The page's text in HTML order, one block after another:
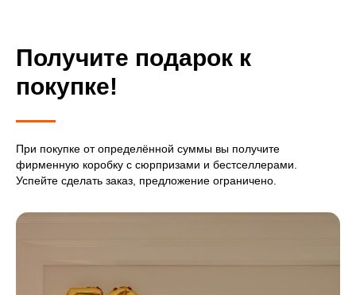
Получите подарок к
покупке!
При покупке от определённой суммы вы получите
фирменную коробку с сюрпризами и бестселлерами.
Успейте сделать заказ, предложение ограничено.